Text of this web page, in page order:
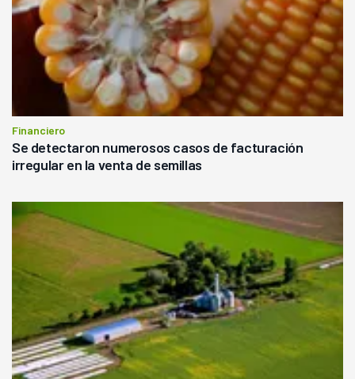
Financiero
Se detectaron numerosos casos de facturación
irregular en la venta de semillas